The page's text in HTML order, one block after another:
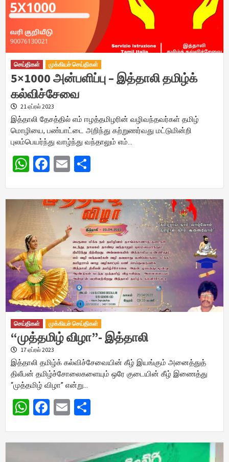
செய்திகள் முக்கியச் செய்திகள்
5×1000 அன்பளிப்பு – இத்தாலி தமிழ்க்
கல்விச்சேவை
21 ஏப்ரல் 2023
இத்தாலி தேசத்தில் எம் ஈழத்தமிழரின் வழிவந்தவர்கள் தமிழ்
மொழியை, பண்பாட்டை அறிந்து கற்றுணர்வது மட்டுமின்றி
புலம்பெயர்ந்து வாழ்ந்து வந்தாலும் எம்…
WhatsApp
Facebook
Email
செய்திகள் முக்கியச் செய்திகள்
“முத்தமிழ் விழா”- இத்தாலி
17 ஏப்ரல் 2023
இத்தாலி தமிழ்க் கல்விச்சேவையின் கீழ் இயங்கும் அனைத்துத்
திலீபன் தமிழ்ச்சோலைகளையும் ஒரே குடையின் கீழ் இணைத்து
“முத்தமிழ் விழா” என்று…
WhatsApp
Facebook
Email